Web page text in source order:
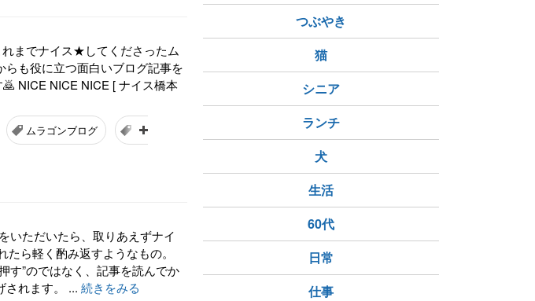
までナイス★してくださったム
も役に立つ面白いブログ記事を
NICE NICE NICE [ ナイス橋本
ムラゴンブログ ブログ
いただいたら、取りあえずナイ
ら軽く酌み返すようなもの。
す”のではなく、記事を読んでか
されます。 ... 続きをみる
つぶやき
猫
シニア
ランチ
犬
生活
60代
日常
仕事